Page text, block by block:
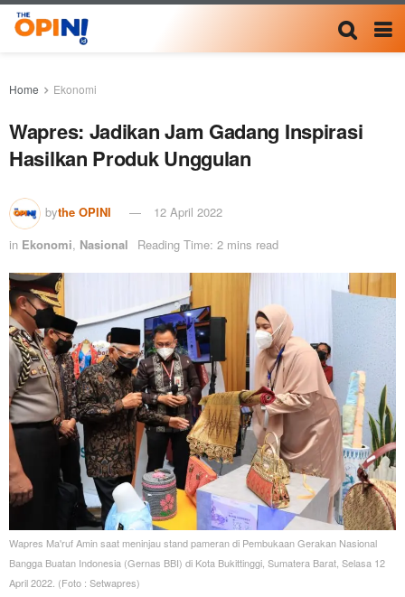
Home Ekonomi
Wapres: Jadikan Jam Gadang Inspirasi
Hasilkan Produk Unggulan
bythe OPINI
12 April 2022
in Ekonomi, Nasional Reading Time: 2 mins read
Wapres Ma'ruf Amin saat meninjau stand pameran di Pembukaan Gerakan Nasional
Bangga Buatan Indonesia (Gernas BBI) di Kota Bukittinggi, Sumatera Barat, Selasa 12
April 2022. (Foto : Setwapres)